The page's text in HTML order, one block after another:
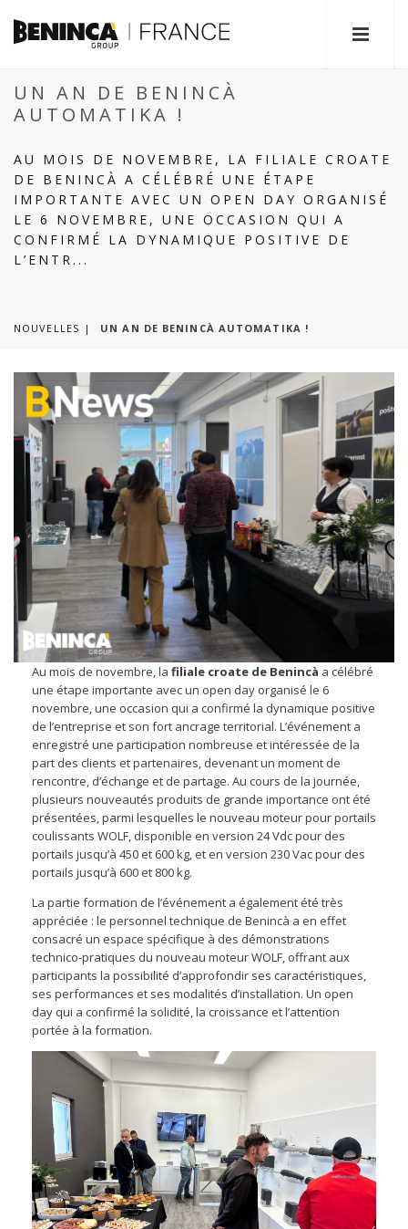
UN AN DE BENINCÀ
AUTOMATIKA !
AU MOIS DE NOVEMBRE, LA FILIALE CROATE
DE BENINCÀ A CÉLÉBRÉ UNE ÉTAPE
IMPORTANTE AVEC UN OPEN DAY ORGANISÉ
LE 6 NOVEMBRE, UNE OCCASION QUI A
CONFIRMÉ LA DYNAMIQUE POSITIVE DE
L’ENTR...
NOUVELLES UN AN DE BENINCÀ AUTOMATIKA !
Au mois de novembre, la filiale croate de Benincà a célébré
une étape importante avec un open day organisé le 6
novembre, une occasion qui a confirmé la dynamique positive
de l’entreprise et son fort ancrage territorial. L’événement a
enregistré une participation nombreuse et intéressée de la
part des clients et partenaires, devenant un moment de
rencontre, d’échange et de partage. Au cours de la journée,
plusieurs nouveautés produits de grande importance ont été
présentées, parmi lesquelles le nouveau moteur pour portails
coulissants WOLF, disponible en version 24 Vdc pour des
portails jusqu’à 450 et 600 kg, et en version 230 Vac pour des
portails jusqu’à 600 et 800 kg.
La partie formation de l’événement a également été très
appréciée : le personnel technique de Benincà a en effet
consacré un espace spécifique à des démonstrations
technico-pratiques du nouveau moteur WOLF, offrant aux
participants la possibilité d’approfondir ses caractéristiques,
ses performances et ses modalités d’installation. Un open
day qui a confirmé la solidité, la croissance et l’attention
portée à la formation.